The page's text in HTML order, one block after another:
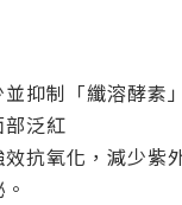
抑制「纖溶酵素
泛紅
抗氧化，減少紫